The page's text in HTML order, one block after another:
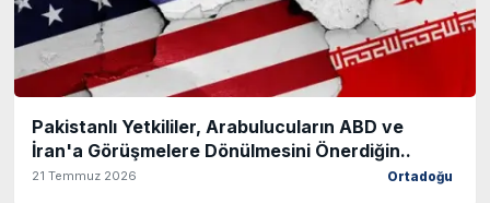
Pakistanlı Yetkililer, Arabulucuların ABD ve
İran'a Görüşmelere Dönülmesini Önerdiğin..
21 Temmuz 2026 Ortadoğu